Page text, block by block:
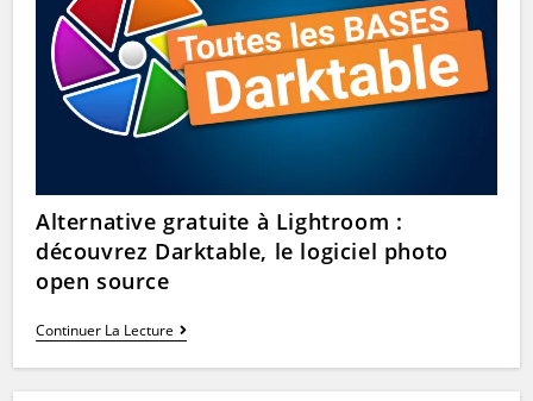
De
La
Photo
Alternative gratuite à Lightroom :
découvrez Darktable, le logiciel photo
open source
Continuer La LectureAlternative
Gratuite
À